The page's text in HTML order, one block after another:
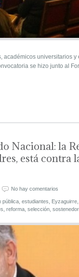
académicos universitarios y
se hizo junto al
Nacional: la
está contra
No hay comentarios
pública estudiantes Eyzaguirre
reforma selección